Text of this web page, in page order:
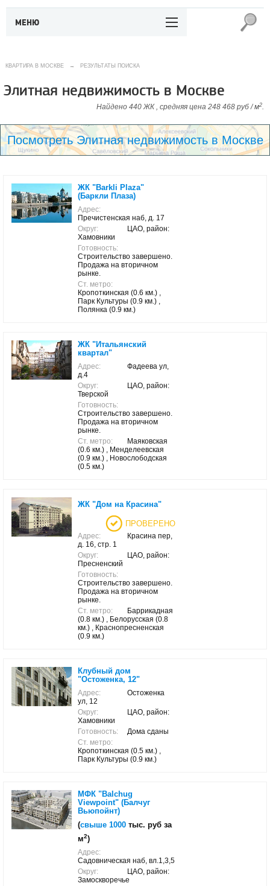
МЕНЮ
КВАРТИРА В МОСКВЕ → РЕЗУЛЬТАТЫ ПОИСКА
Элитная недвижимость в Москве
Найдено 440 ЖК , средняя цена 248 468 руб / м2.
Посмотреть Элитная недвижимость в Москве
ЖК "Barkli Plaza"
(Баркли Плаза)
Адрес:
Пречистенская наб, д. 17
Округ:
ЦАО, район:
Хамовники
Готовность:
Строительство завершено.
Продажа на вторичном
рынке.
Ст. метро:
Кропоткинская (0.6 км.) ,
Парк Культуры (0.9 км.) ,
Полянка (0.9 км.)
ЖК "Итальянский
квартал"
Адрес:
Фадеева ул,
д.4
Округ:
ЦАО, район:
Тверской
Готовность:
Строительство завершено.
Продажа на вторичном
рынке.
Ст. метро:
Маяковская
(0.6 км.) , Менделеевская
(0.9 км.) , Новослободская
(0.5 км.)
ЖК "Дом на Красина"
ПРОВЕРЕНО
Адрес:
Красина пер,
д. 16, стр. 1
Округ:
ЦАО, район:
Пресненский
Готовность:
Строительство завершено.
Продажа на вторичном
рынке.
Ст. метро:
Баррикадная
(0.8 км.) , Белорусская (0.8
км.) , Краснопресненская
(0.9 км.)
Клубный дом
"Остоженка, 12"
Адрес:
Остоженка
ул, 12
Округ:
ЦАО, район:
Хамовники
Готовность:
Дома сданы
Ст. метро:
Кропоткинская (0.5 км.) ,
Парк Культуры (0.9 км.)
МФК "Balchug
Viewpoint" (Балчуг
Вьюпойнт)
(свыше 1000 тыс. руб за
м2)
Адрес:
Садовническая наб, вл.1,3,5
Округ:
ЦАО, район:
Замоскворечье